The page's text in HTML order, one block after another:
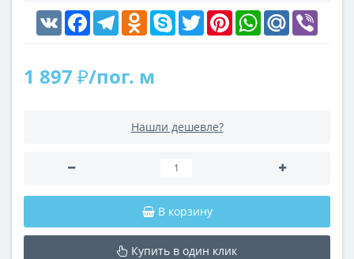
VK FacebookTelegramOdnoklassniki
Skype Twitter PinterestWhatsAppMail.Ru
1 897 ₽/пог. м
Нашли дешевле?
В корзину
Купить в один клик